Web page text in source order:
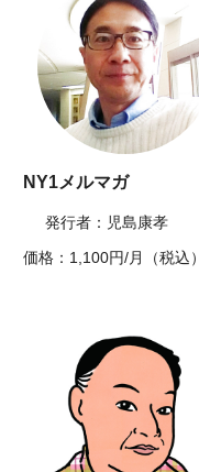
NY1メルマガ
発行者：児島康孝
価格：1,100円/月（税込）